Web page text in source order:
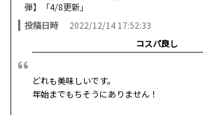
弾】「4/8更新」
投稿日時
2022/12/14 17:52:33
コスパ良し
どれも美味しいです。
年始までもちそうにありません！